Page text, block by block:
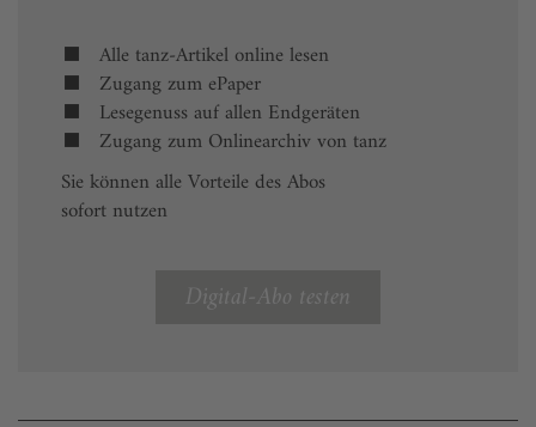
Alle tanz-Artikel online lesen
Zugang zum ePaper
Lesegenuss auf allen Endgeräten
Zugang zum Onlinearchiv von tanz
Sie können alle Vorteile des Abos
sofort nutzen
Digital-Abo testen